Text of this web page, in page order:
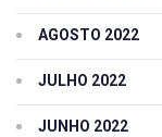
AGOSTO 2022
JULHO 2022
JUNHO 2022